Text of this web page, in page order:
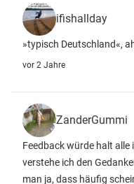
ifishallday
»typisch Deutschland«,
vor 2 Jahre
ZanderGummi
Feedback würde halt
verstehe ich den
man ja, dass häufig